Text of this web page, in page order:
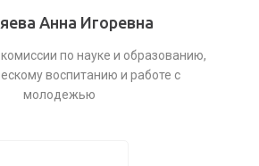
Анна Игоревна
по науке и образованию,
воспитанию и работе с
молодежью